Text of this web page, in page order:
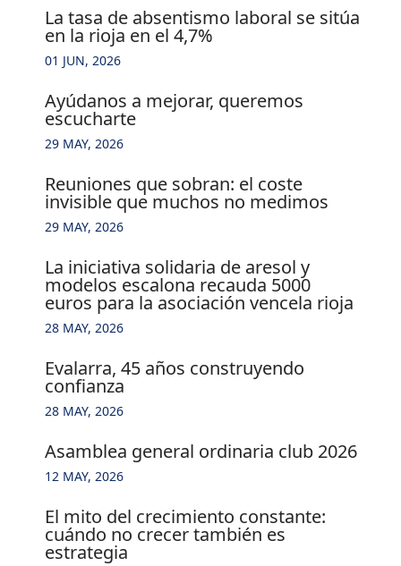
la tasa de absentismo laboral se sitúa
en la rioja en el 4,7%
01 JUN, 2026
ayúdanos a mejorar, queremos
escucharte
29 MAY, 2026
reuniones que sobran: el coste
invisible que muchos no medimos
29 MAY, 2026
la iniciativa solidaria de aresol y
modelos escalona recauda 5000
euros para la asociación vencela rioja
28 MAY, 2026
evalarra, 45 años construyendo
confianza
28 MAY, 2026
asamblea general ordinaria club 2026
12 MAY, 2026
el mito del crecimiento constante:
cuándo no crecer también es
estrategia